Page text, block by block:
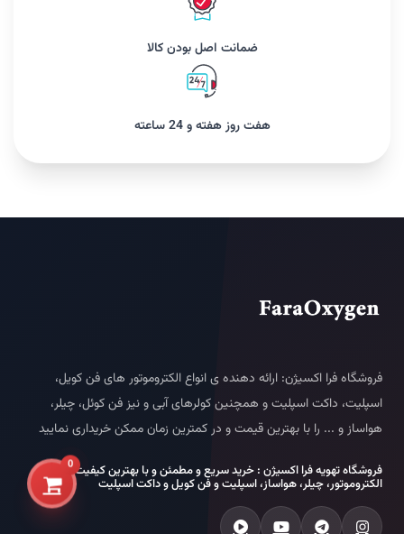
ضمانت اصل بودن کالا
هفت روز هفته و 24 ساعته
فروشگاه فرا اکسیژن: ارائه دهنده ی انواع الکتروموتور های فن کویل،
اسپلیت، داکت اسپلیت و همچنین کولرهای آبی و نیز فن کوئل، چیلر،
هواساز و ... را با بهترین قیمت و در کمترین زمان ممکن خریداری نمایید
فروشگاه تهویه فرا اکسیژن : خرید سریع و مطمئن و با بهترین کیفیت انواع
الکتروموتور، چیلر، هواساز، اسپلیت و فن کویل و داکت اسپلیت
0